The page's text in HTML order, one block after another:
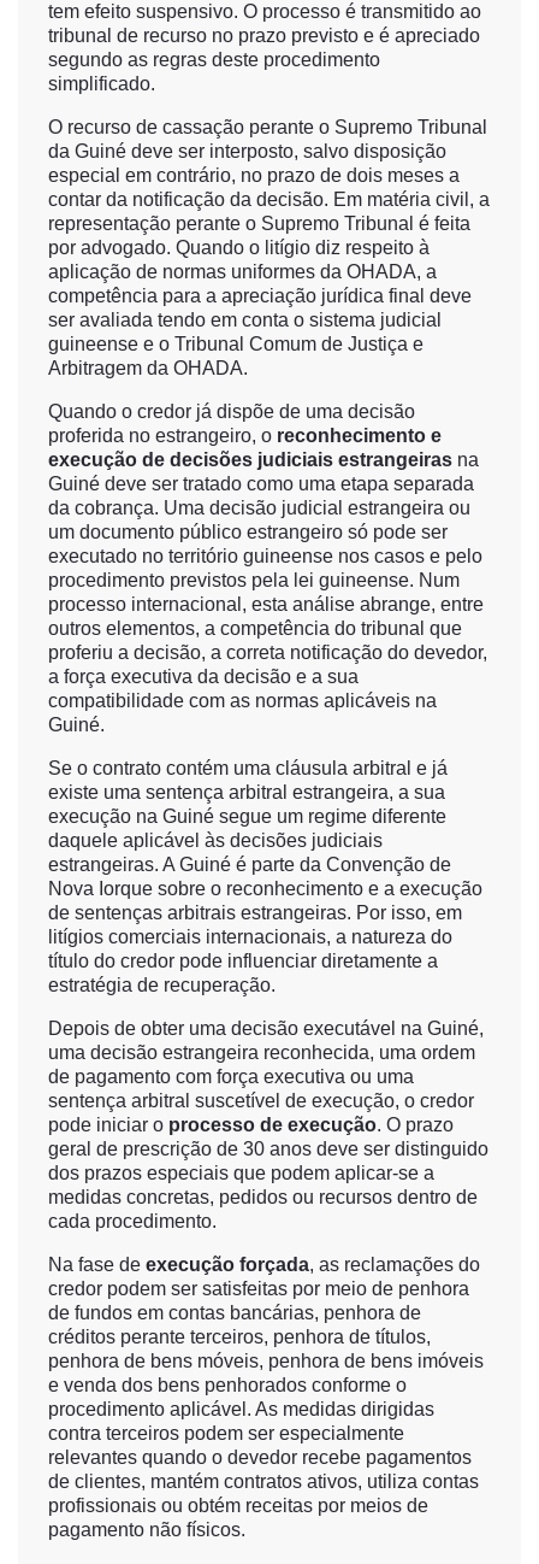
tem efeito suspensivo. O processo é transmitido ao
tribunal de recurso no prazo previsto e é apreciado
segundo as regras deste procedimento
simplificado.
O recurso de cassação perante o Supremo Tribunal
da Guiné deve ser interposto, salvo disposição
especial em contrário, no prazo de dois meses a
contar da notificação da decisão. Em matéria civil, a
representação perante o Supremo Tribunal é feita
por advogado. Quando o litígio diz respeito à
aplicação de normas uniformes da OHADA, a
competência para a apreciação jurídica final deve
ser avaliada tendo em conta o sistema judicial
guineense e o Tribunal Comum de Justiça e
Arbitragem da OHADA.
Quando o credor já dispõe de uma decisão
proferida no estrangeiro, o reconhecimento e
execução de decisões judiciais estrangeiras na
Guiné deve ser tratado como uma etapa separada
da cobrança. Uma decisão judicial estrangeira ou
um documento público estrangeiro só pode ser
executado no território guineense nos casos e pelo
procedimento previstos pela lei guineense. Num
processo internacional, esta análise abrange, entre
outros elementos, a competência do tribunal que
proferiu a decisão, a correta notificação do devedor,
a força executiva da decisão e a sua
compatibilidade com as normas aplicáveis na
Guiné.
Se o contrato contém uma cláusula arbitral e já
existe uma sentença arbitral estrangeira, a sua
execução na Guiné segue um regime diferente
daquele aplicável às decisões judiciais
estrangeiras. A Guiné é parte da Convenção de
Nova Iorque sobre o reconhecimento e a execução
de sentenças arbitrais estrangeiras. Por isso, em
litígios comerciais internacionais, a natureza do
título do credor pode influenciar diretamente a
estratégia de recuperação.
Depois de obter uma decisão executável na Guiné,
uma decisão estrangeira reconhecida, uma ordem
de pagamento com força executiva ou uma
sentença arbitral suscetível de execução, o credor
pode iniciar o processo de execução. O prazo
geral de prescrição de 30 anos deve ser distinguido
dos prazos especiais que podem aplicar-se a
medidas concretas, pedidos ou recursos dentro de
cada procedimento.
Na fase de execução forçada, as reclamações do
credor podem ser satisfeitas por meio de penhora
de fundos em contas bancárias, penhora de
créditos perante terceiros, penhora de títulos,
penhora de bens móveis, penhora de bens imóveis
e venda dos bens penhorados conforme o
procedimento aplicável. As medidas dirigidas
contra terceiros podem ser especialmente
relevantes quando o devedor recebe pagamentos
de clientes, mantém contratos ativos, utiliza contas
profissionais ou obtém receitas por meios de
pagamento não físicos.